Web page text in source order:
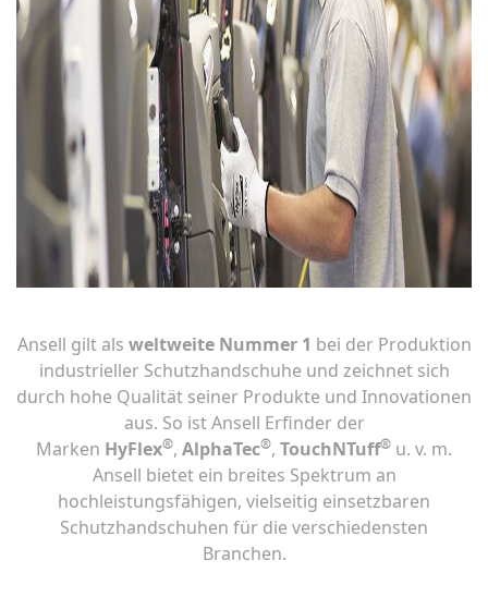
Ansell gilt als weltweite Nummer 1 bei der Produktion
industrieller Schutzhandschuhe und zeichnet sich
durch hohe Qualität seiner Produkte und Innovationen
aus. So ist Ansell Erfinder der
Marken HyFlex®, AlphaTec®, TouchNTuff® u. v. m.
Ansell bietet ein breites Spektrum an
hochleistungsfähigen, vielseitig einsetzbaren
Schutzhandschuhen für die verschiedensten
Branchen.